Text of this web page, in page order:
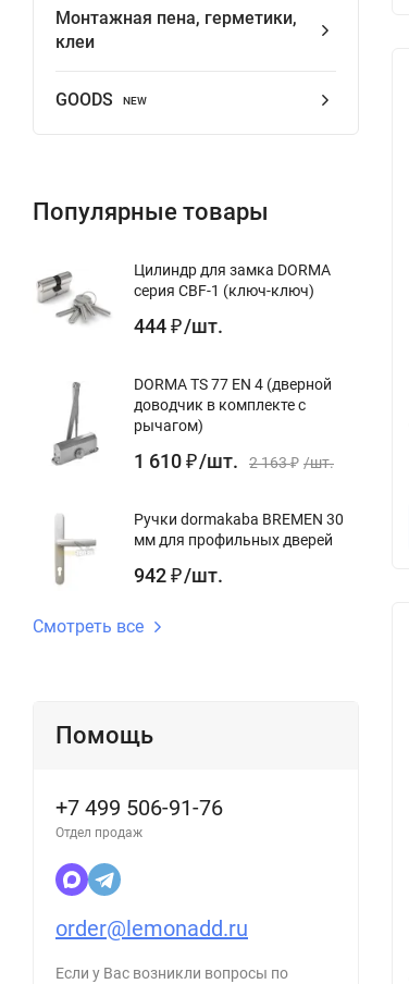
Монтажная пена, герметики,
клеи
GOODS NEW
Популярные товары
Цилиндр для замка DORMA
серия CBF-1 (ключ-ключ)
444 ₽ /шт.
DORMA TS 77 EN 4 (дверной
доводчик в комплекте с
рычагом)
1 610 ₽ /шт. 2 163 ₽ /шт.
Ручки dormakaba BREMEN 30
мм для профильных дверей
942 ₽ /шт.
Смотреть все
Помощь
+7 499 506-91-76
Отдел продаж
order@lemonadd.ru
Если у Вас возникли вопросы по